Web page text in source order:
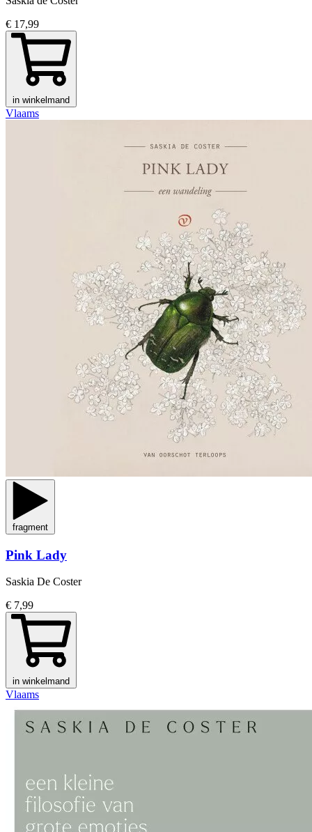
€ 17,99
in winkelmand
Vlaams
fragment
Pink Lady
Saskia De Coster
€ 7,99
in winkelmand
Vlaams